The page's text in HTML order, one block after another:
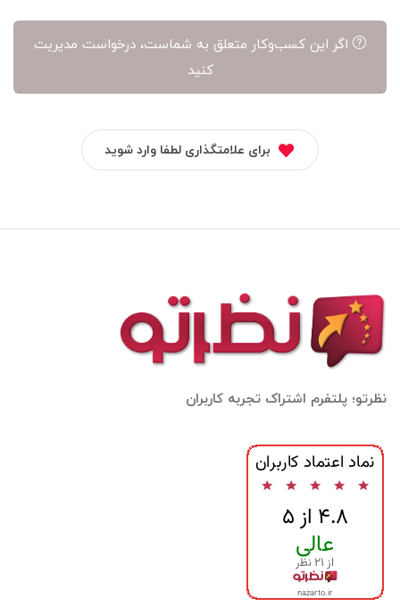
اگر این کسب‌وکار متعلق به شماست، درخواست مدیریت
کنید
برای علامتگذاری لطفا وارد شوید
نظرتو؛ پلتفرم اشتراک تجربه کاربران